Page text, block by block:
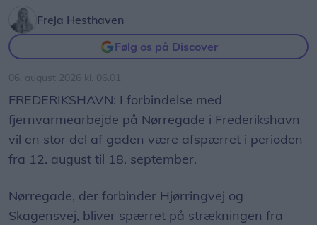
Freja Hesthaven
Følg os på Discover
06. august 2026 kl. 06.01
FREDERIKSHAVN: I forbindelse med
fjernvarmearbejde på Nørregade i Frederikshavn
vil en stor del af gaden være afspærret i perioden
fra 12. august til 18. september.
Nørregade, der forbinder Hjørringvej og
Skagensvej, bliver spærret på strækningen fra